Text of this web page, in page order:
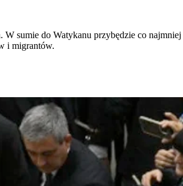
sumie do Watykanu przybędzie co
i migrantów.